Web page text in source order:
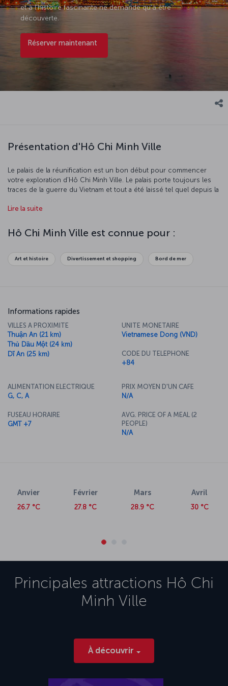
et à l'histoire fascinante ne demande qu'à être
découverte.
Réserver maintenant
Présentation d'Hô Chi Minh Ville
Le palais de la réunification est un bon début pour commencer
votre exploration d'Hô Chi Minh Ville. Le palais porte toujours les
traces de la guerre du Vietnam et tout a été laissé tel quel depuis la
gouvernement sud-vietnamien, le Musée des Souvenirs de Guerre
militaires vietnamiens et les véhicules de combat américains. Lors
de votre exploration de la ville, vous découvrirez le musée des
et bien d'autres édifices qui valent la visite. Après avoir exploré les
Lire la suite
Hô Chi Minh Ville est connue pour :
Art et histoire Divertissement et shopping Bord de mer
Informations rapides
VILLES A PROXIMITE
Thuận An (21 km)
Thủ Dầu Một (24 km)
Dĩ An (25 km)
UNITE MONETAIRE
Vietnamese Dong (VND)
CODE DU TELEPHONE
+84
ALIMENTATION ELECTRIQUE
G, C, A
FUSEAU HORAIRE
GMT +7
PRIX MOYEN D'UN CAFE
N/A
AVG. PRICE OF A MEAL (2
PEOPLE)
N/A
Anvier
26.7 °C
Février
27.8 °C
Mars
28.9 °C
Avril
30 °C
Principales attractions Hô Chi
Minh Ville
À découvrir